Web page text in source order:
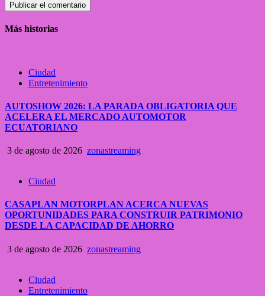
Más historias
Ciudad
Entretenimiento
AUTOSHOW 2026: LA PARADA OBLIGATORIA QUE
ACELERA EL MERCADO AUTOMOTOR
ECUATORIANO
3 de agosto de 2026 zonastreaming
Ciudad
CASAPLAN MOTORPLAN ACERCA NUEVAS
OPORTUNIDADES PARA CONSTRUIR PATRIMONIO
DESDE LA CAPACIDAD DE AHORRO
3 de agosto de 2026 zonastreaming
Ciudad
Entretenimiento